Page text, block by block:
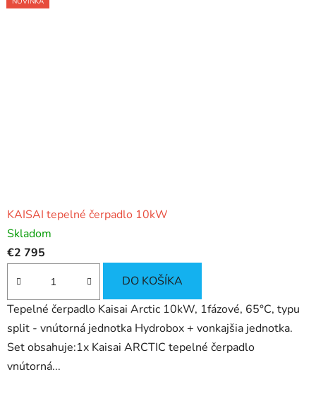
d
e
KAISAI tepelné čerpadlo 10kW
Skladom
€2 795
DO KOŠÍKA
Tepelné čerpadlo Kaisai Arctic 10kW, 1fázové, 65°C, typu
split - vnútorná jednotka Hydrobox + vonkajšia jednotka.
Set obsahuje:1x Kaisai ARCTIC tepelné čerpadlo
vnútorná...